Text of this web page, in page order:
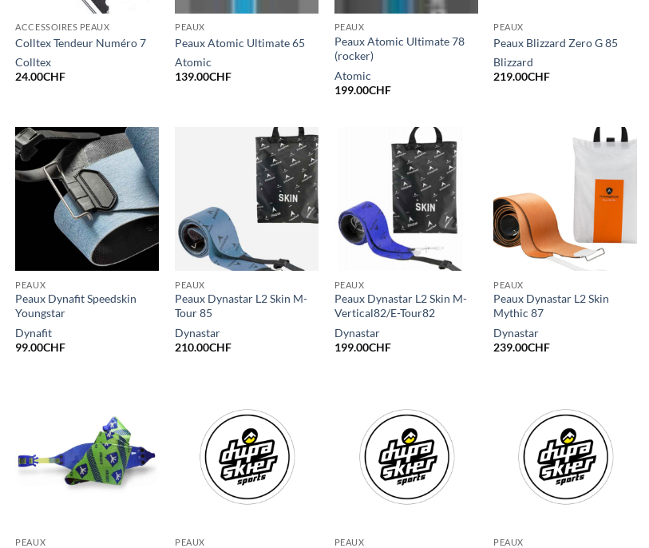
ACCESSOIRES PEAUX
Colltex Tendeur Numéro 7
Colltex
24.00CHF
PEAUX
Peaux Atomic Ultimate 65
Atomic
139.00CHF
PEAUX
Peaux Atomic Ultimate 78
(rocker)
Atomic
199.00CHF
PEAUX
Peaux Blizzard Zero G 85
Blizzard
219.00CHF
PEAUX
Peaux Dynafit Speedskin
Youngstar
Dynafit
99.00CHF
PEAUX
Peaux Dynastar L2 Skin M-
Tour 85
Dynastar
210.00CHF
PEAUX
Peaux Dynastar L2 Skin M-
Vertical82/E-Tour82
Dynastar
199.00CHF
PEAUX
Peaux Dynastar L2 Skin
Mythic 87
Dynastar
239.00CHF
PEAUX PEAUX PEAUX PEAUX